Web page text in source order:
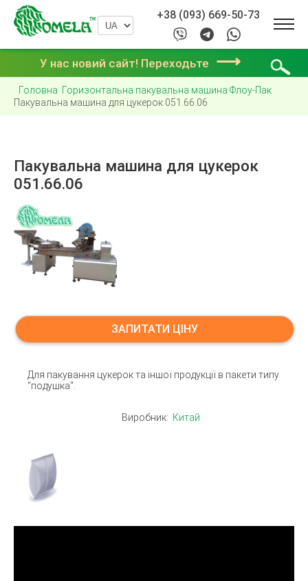
+38 (093) 669-50-73
У нас новий сайт! Переходьте ⟶
Головна Горизонтальна пакувальна машина Флоу-Пак
Пакувальна машина для цукерок 051.66.06
Пакувальна машина для цукерок
051.66.06
ЗАПИТАТИ ЦІНУ
Для пакування цукерок та іншої продукції в пакети типу
"подушка".
Виробник: Китай